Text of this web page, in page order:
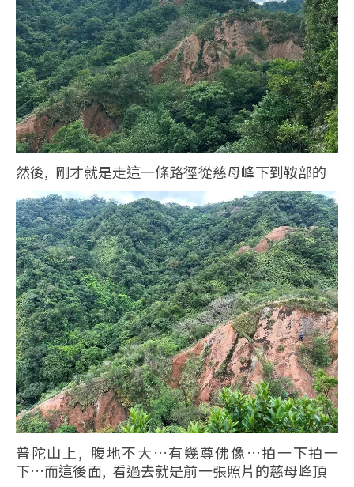
然後, 剛才就是走這一條路徑從慈母峰下到鞍部的
普陀山上, 腹地不大…有幾尊佛像…拍一下拍一
下…而這後面, 看過去就是前一張照片的慈母峰頂